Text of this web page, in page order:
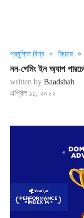
প্রযুক্তি বিশ্ব ফিচার
নন-গেমিং ইন অ্যাপ
written by Baadshah
এপ্রিল ১১, ২০২২